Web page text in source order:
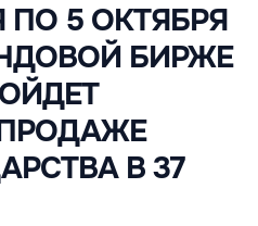
ПО 5 ОКТЯБРЯ
БИРЖЕ
В 37